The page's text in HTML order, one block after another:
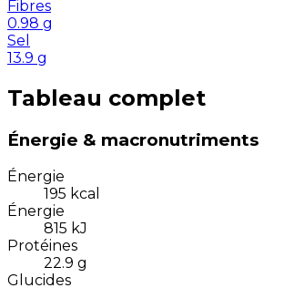
Fibres
0.98 g
Sel
13.9 g
Tableau complet
Énergie & macronutriments
Énergie
195 kcal
Énergie
815 kJ
Protéines
22.9 g
Glucides